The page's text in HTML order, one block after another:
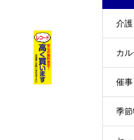
介護
カ
催
季